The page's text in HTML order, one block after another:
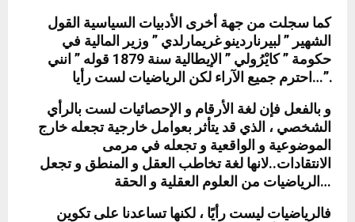
كما سجلت من جهة أخرى الأدبيات السياسية القول
الشهير ” لبيرناردينو غريمارلدي ” وزير المالية في
حكومة ” كايْرُولي ” الإيطالية سنة 1879 قوله ” انني
احترم جميع الآراء لكن الرياضيات لست رأيا…”.
و بالفعل فإن لغة الأرقام و الإحصائيات لست بالرأي
الشخصي ، الذي قد يتأثر بعوامل خارجية تجعله خارج
الموضوعية و الواقعية و تجعله في مرمى
الانتقادات..لانها لغة تخاطب العقل و المنطق و تجعل
الرياضيات من العلوم العقلية و الحقة…
فالرياضيات ليست رأيًا ، لكنها تساعدنا على تكوين